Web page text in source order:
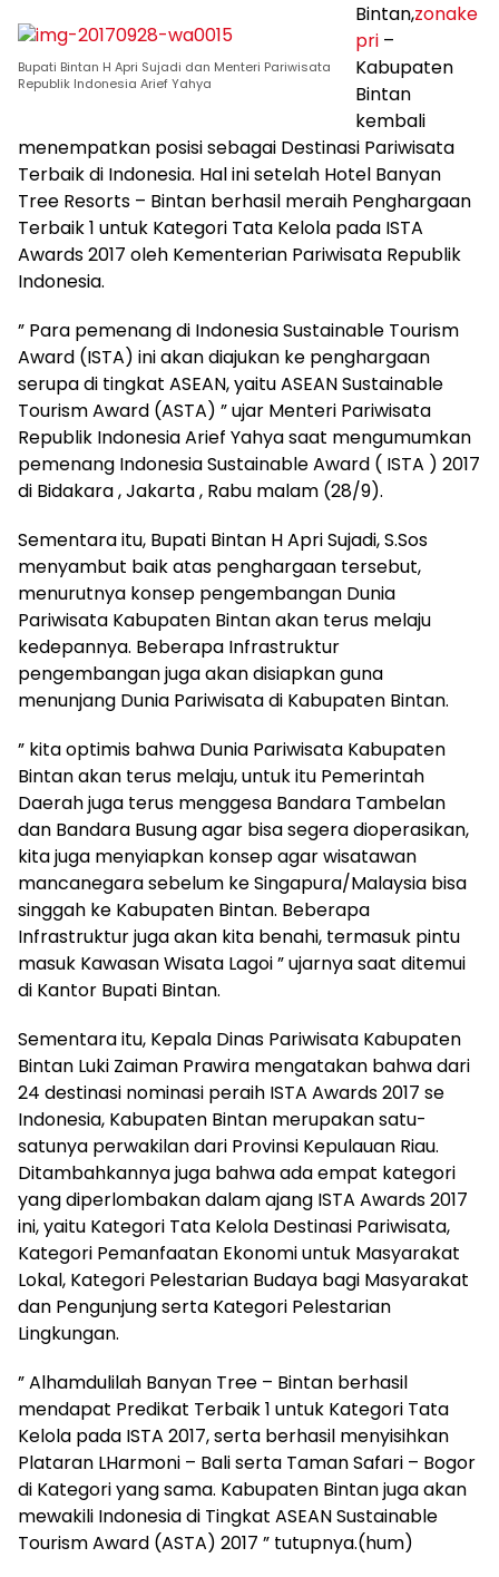
Bupati Bintan H Apri Sujadi dan Menteri Pariwisata
Republik Indonesia Arief Yahya
Bintan,zonake
pri –
Kabupaten
Bintan
kembali
menempatkan posisi sebagai Destinasi Pariwisata
Terbaik di Indonesia. Hal ini setelah Hotel Banyan
Tree Resorts – Bintan berhasil meraih Penghargaan
Terbaik 1 untuk Kategori Tata Kelola pada ISTA
Awards 2017 oleh Kementerian Pariwisata Republik
Indonesia.
” Para pemenang di Indonesia Sustainable Tourism
Award (ISTA) ini akan diajukan ke penghargaan
serupa di tingkat ASEAN, yaitu ASEAN Sustainable
Tourism Award (ASTA) ” ujar Menteri Pariwisata
Republik Indonesia Arief Yahya saat mengumumkan
pemenang Indonesia Sustainable Award ( ISTA ) 2017
di Bidakara , Jakarta , Rabu malam (28/9).
Sementara itu, Bupati Bintan H Apri Sujadi, S.Sos
menyambut baik atas penghargaan tersebut,
menurutnya konsep pengembangan Dunia
Pariwisata Kabupaten Bintan akan terus melaju
kedepannya. Beberapa Infrastruktur
pengembangan juga akan disiapkan guna
menunjang Dunia Pariwisata di Kabupaten Bintan.
” kita optimis bahwa Dunia Pariwisata Kabupaten
Bintan akan terus melaju, untuk itu Pemerintah
Daerah juga terus menggesa Bandara Tambelan
dan Bandara Busung agar bisa segera dioperasikan,
kita juga menyiapkan konsep agar wisatawan
mancanegara sebelum ke Singapura/Malaysia bisa
singgah ke Kabupaten Bintan. Beberapa
Infrastruktur juga akan kita benahi, termasuk pintu
masuk Kawasan Wisata Lagoi ” ujarnya saat ditemui
di Kantor Bupati Bintan.
Sementara itu, Kepala Dinas Pariwisata Kabupaten
Bintan Luki Zaiman Prawira mengatakan bahwa dari
24 destinasi nominasi peraih ISTA Awards 2017 se
Indonesia, Kabupaten Bintan merupakan satu-
satunya perwakilan dari Provinsi Kepulauan Riau.
Ditambahkannya juga bahwa ada empat kategori
yang diperlombakan dalam ajang ISTA Awards 2017
ini, yaitu Kategori Tata Kelola Destinasi Pariwisata,
Kategori Pemanfaatan Ekonomi untuk Masyarakat
Lokal, Kategori Pelestarian Budaya bagi Masyarakat
dan Pengunjung serta Kategori Pelestarian
Lingkungan.
” Alhamdulilah Banyan Tree – Bintan berhasil
mendapat Predikat Terbaik 1 untuk Kategori Tata
Kelola pada ISTA 2017, serta berhasil menyisihkan
Plataran LHarmoni – Bali serta Taman Safari – Bogor
di Kategori yang sama. Kabupaten Bintan juga akan
mewakili Indonesia di Tingkat ASEAN Sustainable
Tourism Award (ASTA) 2017 ” tutupnya.(hum)